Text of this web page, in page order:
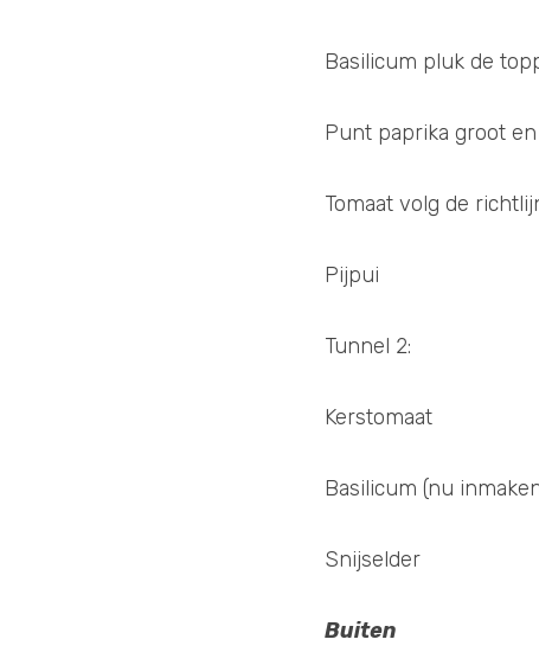
Basilicum pluk de
Punt paprika groot
Tomaat volg de
Pijpui
Tunnel 2:
Kerstomaat
Basilicum (nu
Snijselder
Buiten